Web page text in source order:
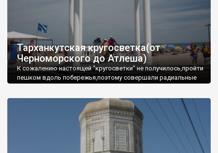
Тарханкутская кругосветка(от
Черноморского до Атлеша)
К сожалению настоящей "кругосветки" не получилось,пройти
пешком вдоль побережья,поэтому совершали радиальные